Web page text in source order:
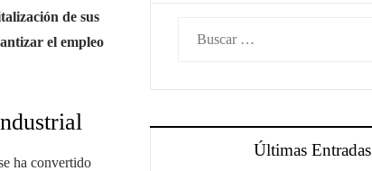
de sus
el empleo
ha convertido
Últimas Entradas